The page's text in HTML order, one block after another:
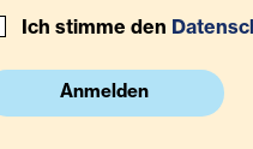
Ich stimme den
Anmelden